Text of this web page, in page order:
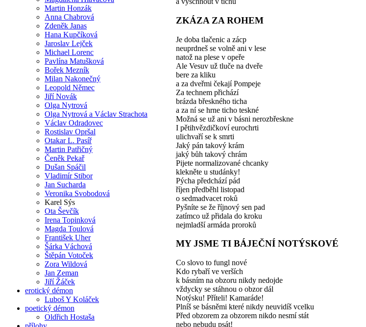
Martin Honzák
Anna Chabrová
Zdeněk Janas
Hana Kupčíková
Jaroslav Lejček
Michael Lorenc
Pavlína Matušková
Bořek Mezník
Milan Nakonečný
Leopold Němec
Jiří Novák
Olga Nytrová
Olga Nytrová a Václav Strachota
Václav Odradovec
Rostislav Opršal
Otakar L. Pasíř
Martin Patřičný
Čeněk Pekař
Dušan Spáčil
Vladimír Stibor
Jan Sucharda
Veronika Svobodová
Karel Sýs
Ota Ševčík
Irena Topinková
Magda Toulová
František Uher
Šárka Váchová
Štěpán Votoček
Zora Wildová
Jan Zeman
Jiří Žáček
erotický démon
Luboš Y Koláček
poetický démon
Oldřich Hostaša
ZKÁZA ZA ROHEM
Je doba tlačenic a zácp
neuprdneš se volně ani v lese
natož na plese v opeře
Ale Vesuv už tluče na dveře
bere za kliku
a za dveřmi čekají Pompeje
Za technem přichází
brázda břeskného ticha
a za ní se hrne ticho teskné
Možná se už ani v básni nerozbřeskne
I pětihvězdičkoví eurochrti
ulichvaří se k smrti
Jaký pán takový krám
jaký bůh takový chrám
Pijete normalizované chcanky
klekněte u studánky!
Pýcha předchází pád
říjen předběhl listopad
o sedmadvacet roků
Pyšníte se že říjnový sen pad
zatímco už přidala do kroku
nejmladší armáda proroků
MY JSME TI BÁJEČNÍ NOTÝSKOVÉ
Co slovo to fungl nové
Kdo rybaří ve verších
k básním na obzoru nikdy nedojde
vždycky se stáhnou o obzor dál
Notýsku! Příteli! Kamaráde!
Plníš se básněmi které nikdy neuvidíš vcelku
Před obzorem za obzorem nikdo nesmí stát
nebo nebudu psát!